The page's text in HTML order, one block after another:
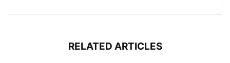
RELATED ARTICLES